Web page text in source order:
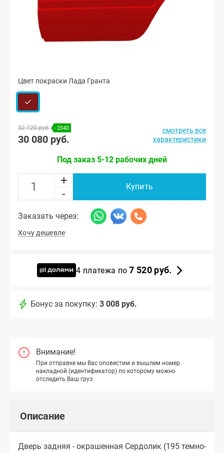
Цвет покраски Лада Гранта
32 120 руб. - 2040
30 080 руб.
смотреть все
характеристики
Под заказ 5-12 рабочих дней
+
-
Купить
Заказать через:
Хочу дешевле
4 платежа по7 520 руб.
Бонус за покупку: 3 008 руб.
Внимание!
При отправке мы Вас оповестим и вышлем номер
накладной (идентификатор) по которому можно
отследить Ваш груз.
Описание
Дверь задняя - окрашенная Сердолик (195 темно-